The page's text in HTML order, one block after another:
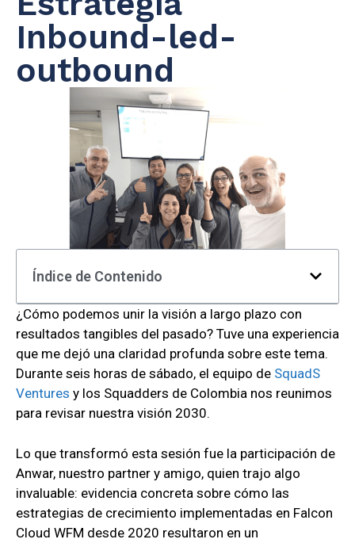
Inbound-led-
outbound
Índice de Contenido
¿Cómo podemos unir la visión a largo plazo con
resultados tangibles del pasado? Tuve una experiencia
que me dejó una claridad profunda sobre este tema.
Durante seis horas de sábado, el equipo de SquadS
Ventures y los Squadders de Colombia nos reunimos
para revisar nuestra visión 2030.
Lo que transformó esta sesión fue la participación de
Anwar, nuestro partner y amigo, quien trajo algo
invaluable: evidencia concreta sobre cómo las
estrategias de crecimiento implementadas en Falcon
Cloud WFM desde 2020 resultaron en un